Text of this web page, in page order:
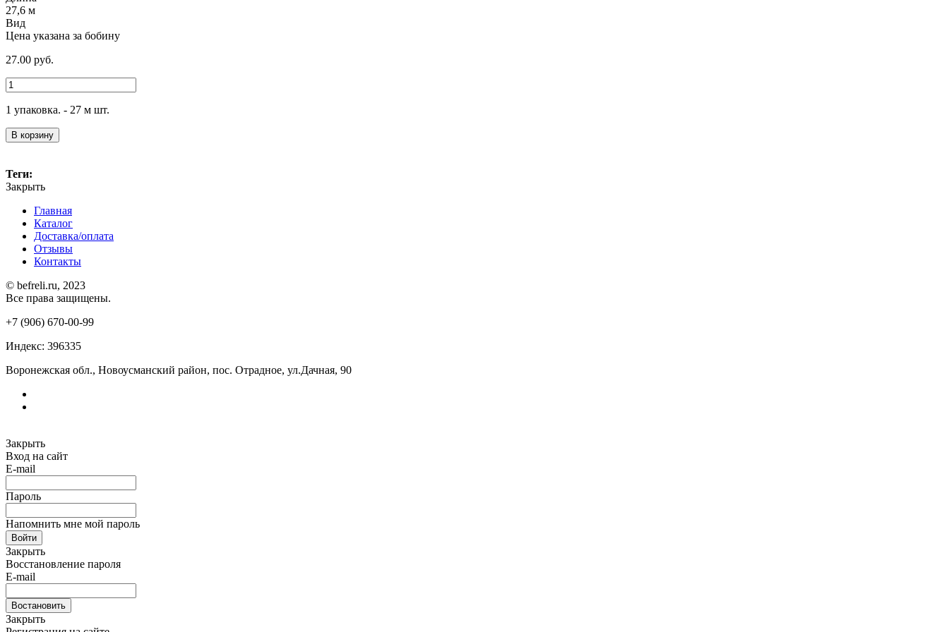
27,6 м
Вид
Цена указана за бобину
27.00 руб.
1 упаковка. - 27 м шт.
В корзину
Теги:
Закрыть
Главная
Каталог
Доставка/оплата
Отзывы
Контакты
© befreli.ru, 2023
Все права защищены.
+7 (906) 670-00-99
Индекс: 396335
Воронежская обл., Новоусманский район, пос. Отрадное, ул.Дачная, 90
Закрыть
Вход на сайт
E-mail
Пароль
Напомнить мне мой пароль
Войти
Закрыть
Восстановление пароля
E-mail
Востановить
Закрыть